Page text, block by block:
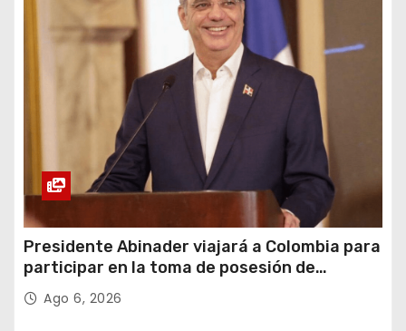
Presidente Abinader viajará a Colombia para
participar en la toma de posesión de
Abelardo de la Espriella
Ago 6, 2026